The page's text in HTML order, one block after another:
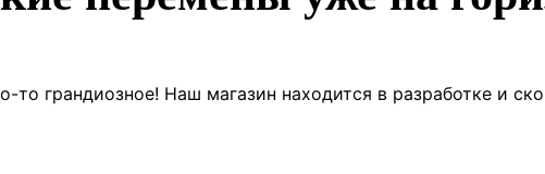
то грандиозное! Наш магазин находится в разработке и